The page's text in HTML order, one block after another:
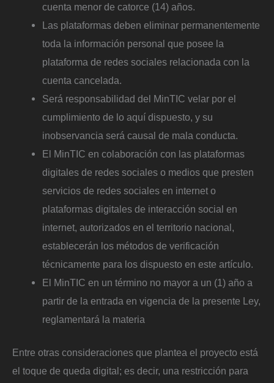
cuenta menor de catorce (14) años.
Las plataformas deben eliminar permanentemente
toda la información personal que posee la
plataforma de redes sociales relacionada con la
cuenta cancelada.
Será responsabilidad del MinTIC velar por el
cumplimiento de lo aquí dispuesto, y su
inobservancia será causal de mala conducta.
El MinTIC en colaboración con las plataformas
digitales de redes sociales o medios que presten
servicios de redes sociales en internet o
plataformas digitales de interacción social en
internet, autorizados en el territorio nacional,
establecerán los métodos de verificación
técnicamente para los dispuesto en este artículo.
El MinTIC en un término no mayor a un (1) año a
partir de la entrada en vigencia de la presente Ley,
reglamentará la materia
Entre otras consideraciones que plantea el proyecto está
el toque de queda digital; es decir, una restricción para